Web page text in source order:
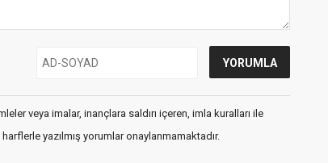
veya imalar, inançlara saldırı içeren, imla kuralları ile
yazılmış yorumlar onaylanmamaktadır.